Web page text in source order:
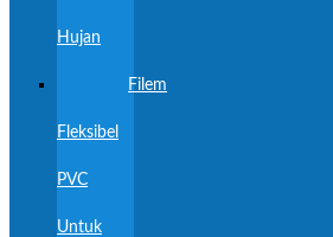
Hujan
Filem
Fleksibel
PVC
Untuk